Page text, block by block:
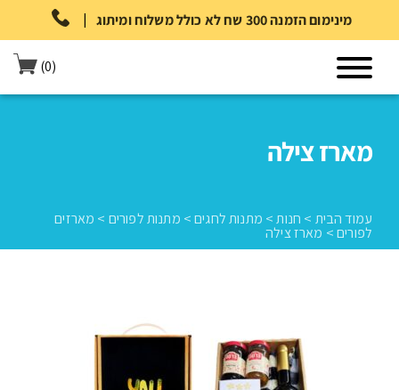
| מינימום הזמנה 300 שח לא כולל משלוח ומיתוג
(0)
מארז צילה
עמוד הבית > חנות> מתנות לחגים> מתנות לפורים > מארזים
לפורים> מארז צילה